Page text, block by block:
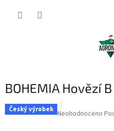
BOHEMIA Hovězí
Český výrobek Průměrné
Neohodnoceno